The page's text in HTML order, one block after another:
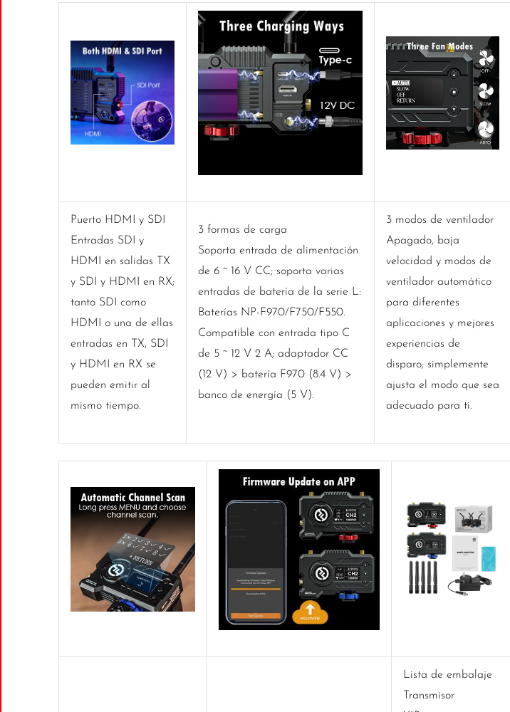
Puerto HDMI y SDI
Entradas SDI y
HDMI en salidas TX
y SDI y HDMI en RX;
tanto SDI como
HDMI o una de ellas
entradas en TX, SDI
y HDMI en RX se
pueden emitir al
mismo tiempo.
3 formas de carga
Soporta entrada de alimentación
de 6 ~ 16 V CC; soporta varias
entradas de batería de la serie L:
Baterías NP-F970/F750/F550.
Compatible con entrada tipo C
de 5 ~ 12 V 2 A; adaptador CC
(12 V) > batería F970 (8.4 V) >
banco de energía (5 V).
3 modos de ventilador
Apagado, baja
velocidad y modos de
ventilador automático
para diferentes
aplicaciones y mejores
experiencias de
disparo; simplemente
ajusta el modo que sea
adecuado para ti.
Lista de embalaje
Transmisor